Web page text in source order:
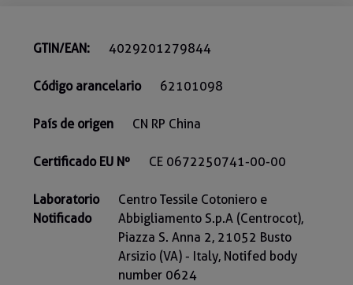
GTIN/EAN: 4029201279844
Código arancelario 62101098
País de origen CN RP China
Certificado EU Nº CE 0672250741-00-00
Laboratorio
Notificado
Centro Tessile Cotoniero e
Abbigliamento S.p.A (Centrocot),
Piazza S. Anna 2, 21052 Busto
Arsizio (VA) - Italy, Notifed body
number 0624